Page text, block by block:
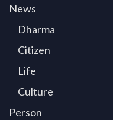
News
Dharma
Citizen
Life
Culture
Person